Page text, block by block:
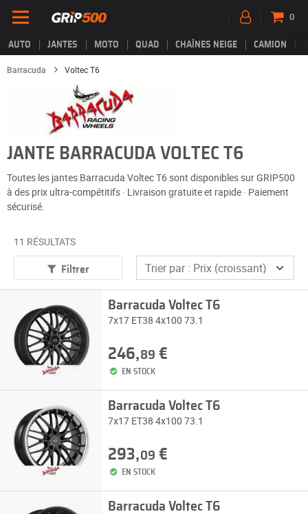
AUTO JANTES MOTO QUAD CHAÎNES NEIGE CAMION
0
Barracuda Voltec T6
JANTE BARRACUDA VOLTEC T6
Toutes les jantes Barracuda Voltec T6 sont disponibles sur GRIP500
à des prix ultra-compétitifs · Livraison gratuite et rapide · Paiement
sécurisé.
11 RÉSULTATS
Filtrer
Barracuda Voltec T6
7x17 ET38 4x100 73.1
246,89 €
EN STOCK
Barracuda Voltec T6
7x17 ET38 4x100 73.1
293,09 €
EN STOCK
Barracuda Voltec T6